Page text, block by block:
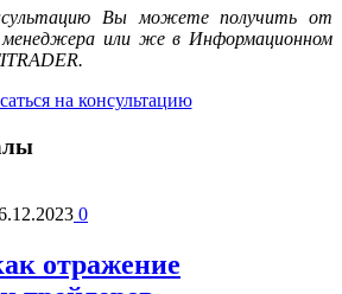
Вы можете получить от
менеджера или же в Информационном
на консультацию
0
отражение